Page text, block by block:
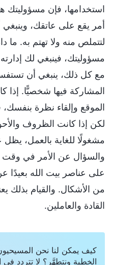
استخدامها، فإن مسؤوليتك
أمر يقع على عاتقك،
لتتملص منه ولا تهتم به.
مسؤوليتك، فينبغي لك
مع كل ذلك، ينبغي أن
المشاركة فيها شخصيًّا. إذا
الموقع وإلقاء نظرة
لكن إذا كانت الظروف
مشغولًا للغاية بالعمل،
والسؤال عن الأمر في
على عناصر بيت الله بعيدًا
من الأشكال. والقيام بذلك
القادة والعاملين.
كيف يمكن لنا نحن
الخطية ونتطهَّر؟ لا تتردد في